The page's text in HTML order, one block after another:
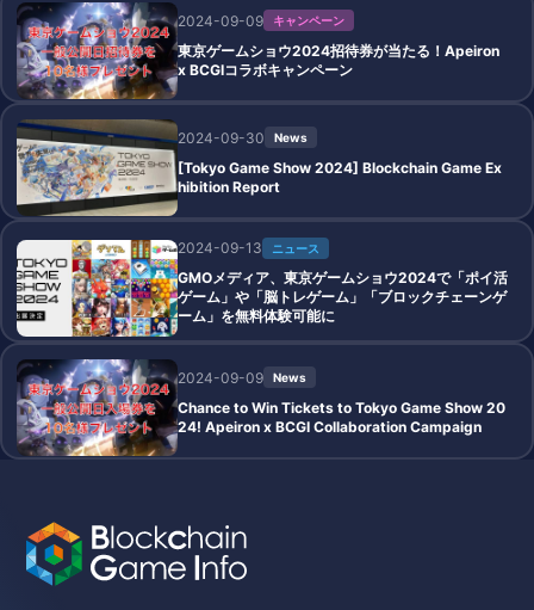
2024-09-09 キャンペーン
東京ゲームショウ2024招待券が当たる！Apeiron
x BCGIコラボキャンペーン
2024-09-30 News
[Tokyo Game Show 2024] Blockchain Game Ex
hibition Report
2024-09-13 ニュース
GMOメディア、東京ゲームショウ2024で「ポイ活
ゲーム」や「脳トレゲーム」「ブロックチェーンゲ
ーム」を無料体験可能に
2024-09-09 News
Chance to Win Tickets to Tokyo Game Show 20
24! Apeiron x BCGI Collaboration Campaign